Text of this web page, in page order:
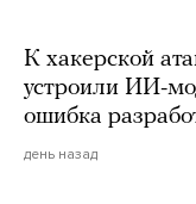
К хакерской
устроили ИИ-
ошибка
день назад